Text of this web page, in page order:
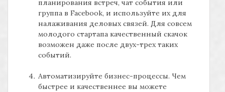
планирования встреч, чат события или
группа в Facebook, и используйте их для
налаживания деловых связей. Для совсем
молодого стартапа качественный скачок
возможен даже после двух-трех таких
событий.
Автоматизируйте бизнес-процессы. Чем
быстрее и качественнее вы можете